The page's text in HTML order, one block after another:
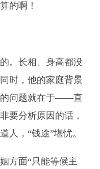
的啊！
。长相、身高都没
时，他的家庭背景
的问题就在于——直
要分析原因的话，
人，“钱途”堪忧。
方面“只能等候主